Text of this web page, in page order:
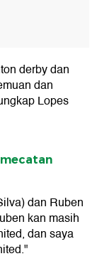
derby dan
dan
Lopes
dan Ruben
kan masih
dan saya